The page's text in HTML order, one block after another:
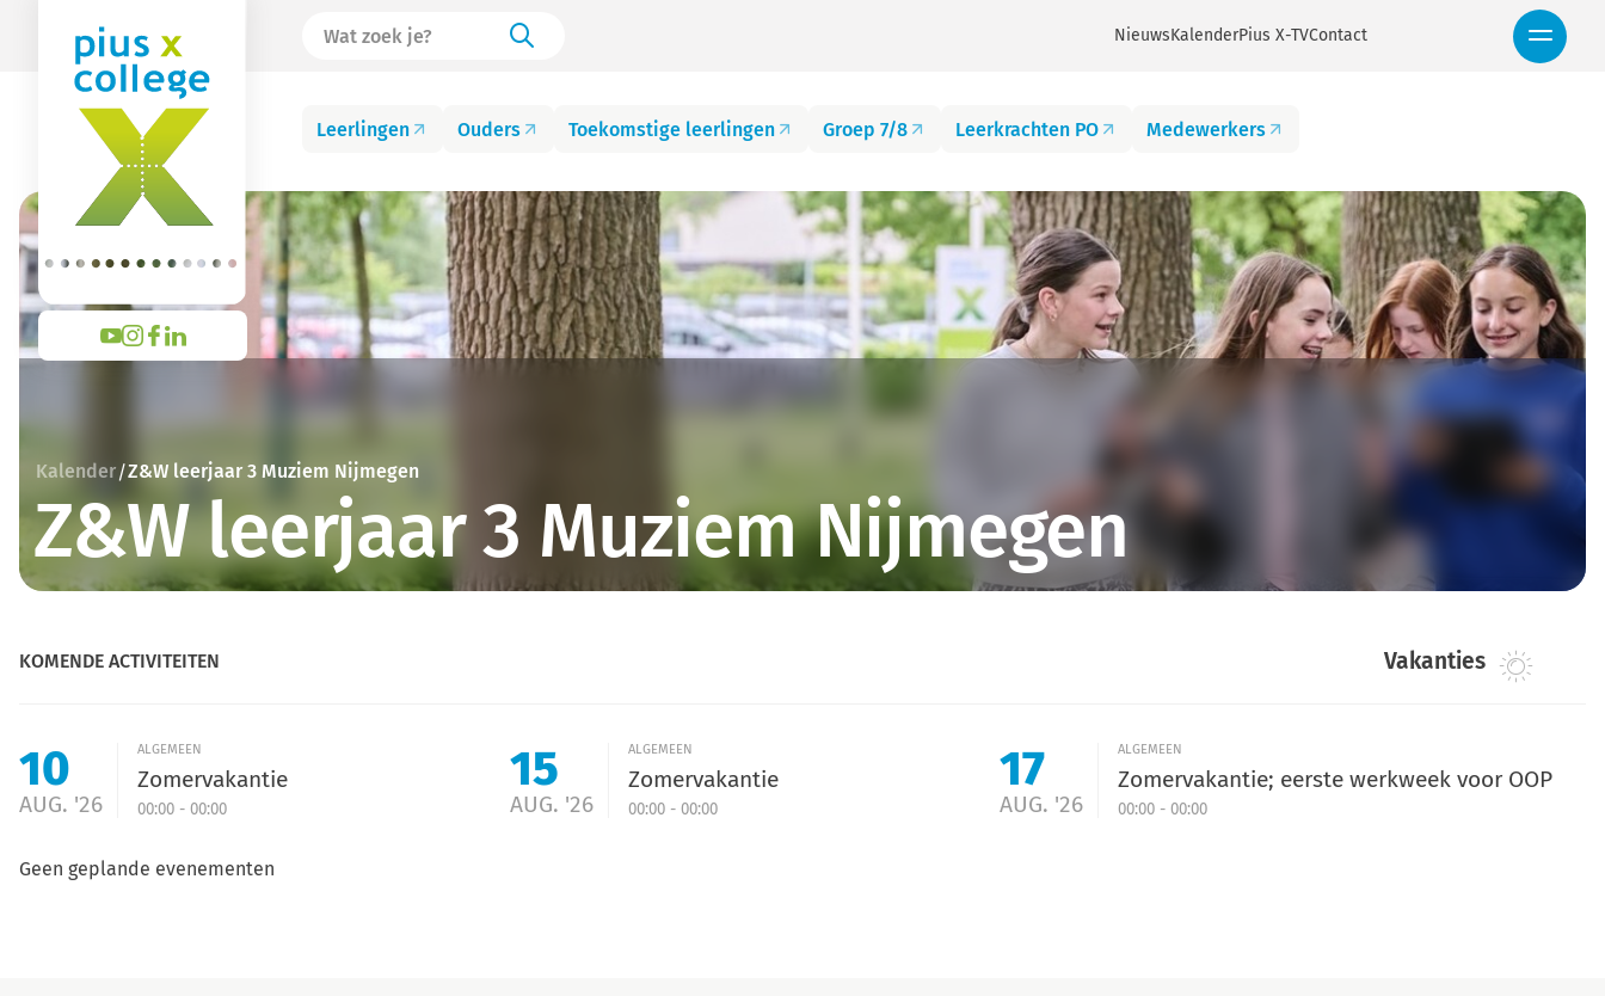
NieuwsKalenderPius X-TVContact
Leerlingen Ouders Toekomstige leerlingen Groep 7/8 Leerkrachten PO Medewerkers
Kalender/Z&W leerjaar 3 Muziem Nijmegen
Z&W leerjaar 3 Muziem Nijmegen
KOMENDE ACTIVITEITEN Vakanties
10
AUG. '26
ALGEMEEN
Zomervakantie
00:00 - 00:00
15
AUG. '26
ALGEMEEN
Zomervakantie
00:00 - 00:00
17
AUG. '26
ALGEMEEN
Zomervakantie; eerste werkweek voor OOP
00:00 - 00:00
Geen geplande evenementen